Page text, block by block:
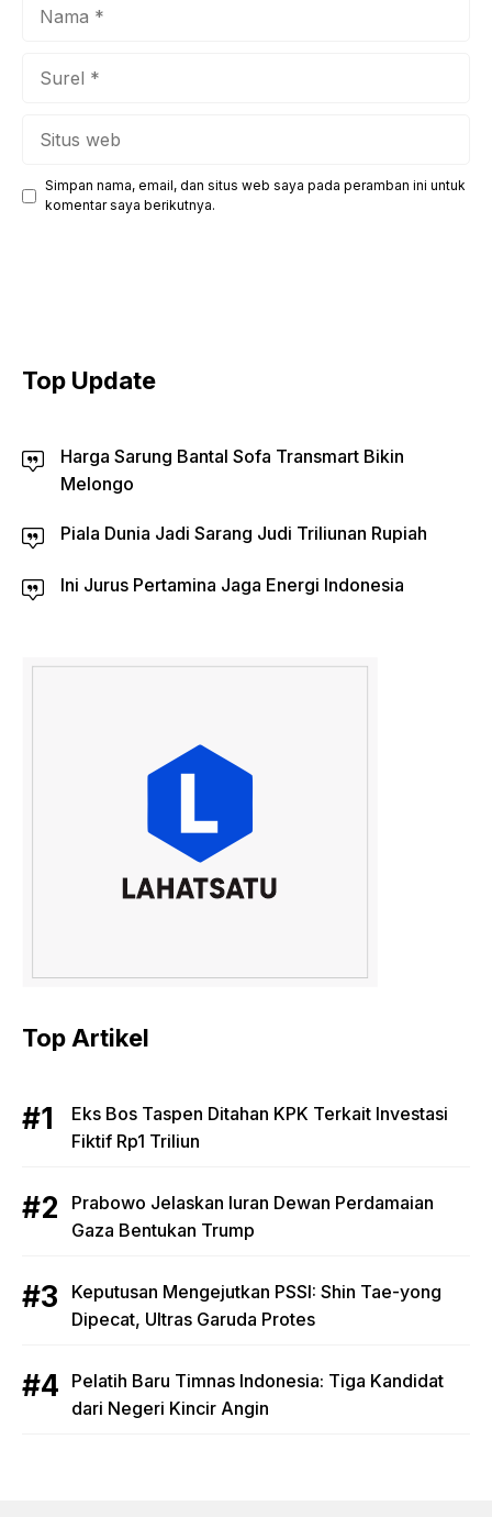
Simpan nama, email, dan situs web saya pada peramban ini untuk
komentar saya berikutnya.
Top Update
Harga Sarung Bantal Sofa Transmart Bikin
Melongo
Piala Dunia Jadi Sarang Judi Triliunan Rupiah
Ini Jurus Pertamina Jaga Energi Indonesia
Top Artikel
Eks Bos Taspen Ditahan KPK Terkait Investasi
Fiktif Rp1 Triliun
Prabowo Jelaskan Iuran Dewan Perdamaian
Gaza Bentukan Trump
Keputusan Mengejutkan PSSI: Shin Tae-yong
Dipecat, Ultras Garuda Protes
Pelatih Baru Timnas Indonesia: Tiga Kandidat
dari Negeri Kincir Angin